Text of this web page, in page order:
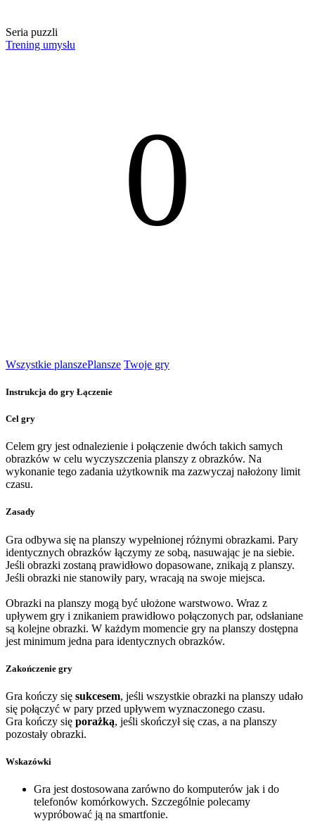
Seria puzzli
Trening umysłu
0
Wszystkie planszePlansze Twoje gry
Instrukcja do gry Łączenie
Cel gry
Celem gry jest odnalezienie i połączenie dwóch takich samych
obrazków w celu wyczyszczenia planszy z obrazków. Na
wykonanie tego zadania użytkownik ma zazwyczaj nałożony limit
czasu.
Zasady
Gra odbywa się na planszy wypełnionej różnymi obrazkami. Pary
identycznych obrazków łączymy ze sobą, nasuwając je na siebie.
Jeśli obrazki zostaną prawidłowo dopasowane, znikają z planszy.
Jeśli obrazki nie stanowiły pary, wracają na swoje miejsca.
Obrazki na planszy mogą być ułożone warstwowo. Wraz z
upływem gry i znikaniem prawidłowo połączonych par, odsłaniane
są kolejne obrazki. W każdym momencie gry na planszy dostępna
jest minimum jedna para identycznych obrazków.
Zakończenie gry
Gra kończy się sukcesem, jeśli wszystkie obrazki na planszy udało
się połączyć w pary przed upływem wyznaczonego czasu.
Gra kończy się porażką, jeśli skończył się czas, a na planszy
pozostały obrazki.
Wskazówki
Gra jest dostosowana zarówno do komputerów jak i do
telefonów komórkowych. Szczególnie polecamy
wypróbować ją na smartfonie.